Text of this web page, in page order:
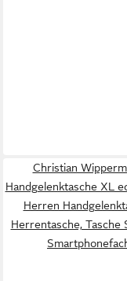
Christian
Handgelenktasche XL
Herren
Herrentasche, Tasche